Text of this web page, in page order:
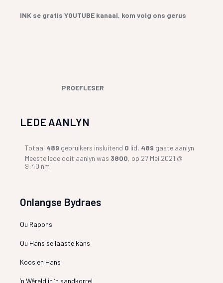
INK se gratis YOUTUBE kanaal, kom volg ons gerus
PROEFLESER
LEDE AANLYN
Totaal 489 gebruikers insluitend 0 lid, 489 gaste aanlyn
Meeste lede ooit aanlyn was 3800, op 27 Mei 2021 @
9:40 nm
Onlangse Bydraes
Ou Rapons
Ou Hans se laaste kans
Koos en Hans
’n Wêreld in ’n sandkorrel